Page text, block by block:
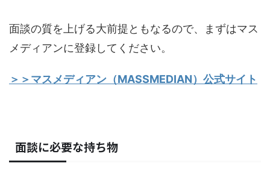
面談の質を上げる大前提ともなるので、まずはマス
メディアンに登録してください。
＞＞マスメディアン（MASSMEDIAN）公式サイト
面談に必要な持ち物